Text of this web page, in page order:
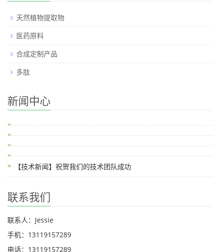
天然植物提取物
医药原料
合成定制产品
多肽
新闻中心
【技术新闻】祝贺我们的技术团队成功
联系我们
联系人：Jessie
手机：13119157289
电话：13119157289